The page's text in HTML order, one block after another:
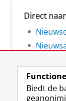
Direct naar
Biedt de